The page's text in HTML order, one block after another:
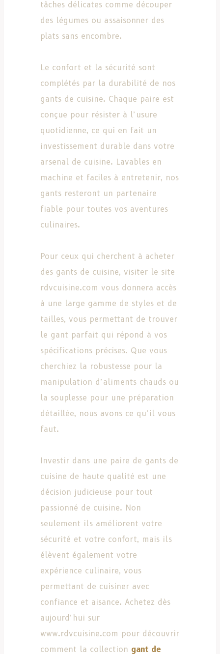
tâches délicates comme découper
des légumes ou assaisonner des
plats sans encombre.
Le confort et la sécurité sont
complétés par la durabilité de nos
gants de cuisine. Chaque paire est
conçue pour résister à l’usure
quotidienne, ce qui en fait un
investissement durable dans votre
arsenal de cuisine. Lavables en
machine et faciles à entretenir, nos
gants resteront un partenaire
fiable pour toutes vos aventures
culinaires.
Pour ceux qui cherchent à acheter
des gants de cuisine, visiter le site
rdvcuisine.com vous donnera accès
à une large gamme de styles et de
tailles, vous permettant de trouver
le gant parfait qui répond à vos
spécifications précises. Que vous
cherchiez la robustesse pour la
manipulation d’aliments chauds ou
la souplesse pour une préparation
détaillée, nous avons ce qu’il vous
faut.
Investir dans une paire de gants de
cuisine de haute qualité est une
décision judicieuse pour tout
passionné de cuisine. Non
seulement ils améliorent votre
sécurité et votre confort, mais ils
élèvent également votre
expérience culinaire, vous
permettant de cuisiner avec
confiance et aisance. Achetez dès
aujourd’hui sur
www.rdvcuisine.com pour découvrir
comment la collection gant de